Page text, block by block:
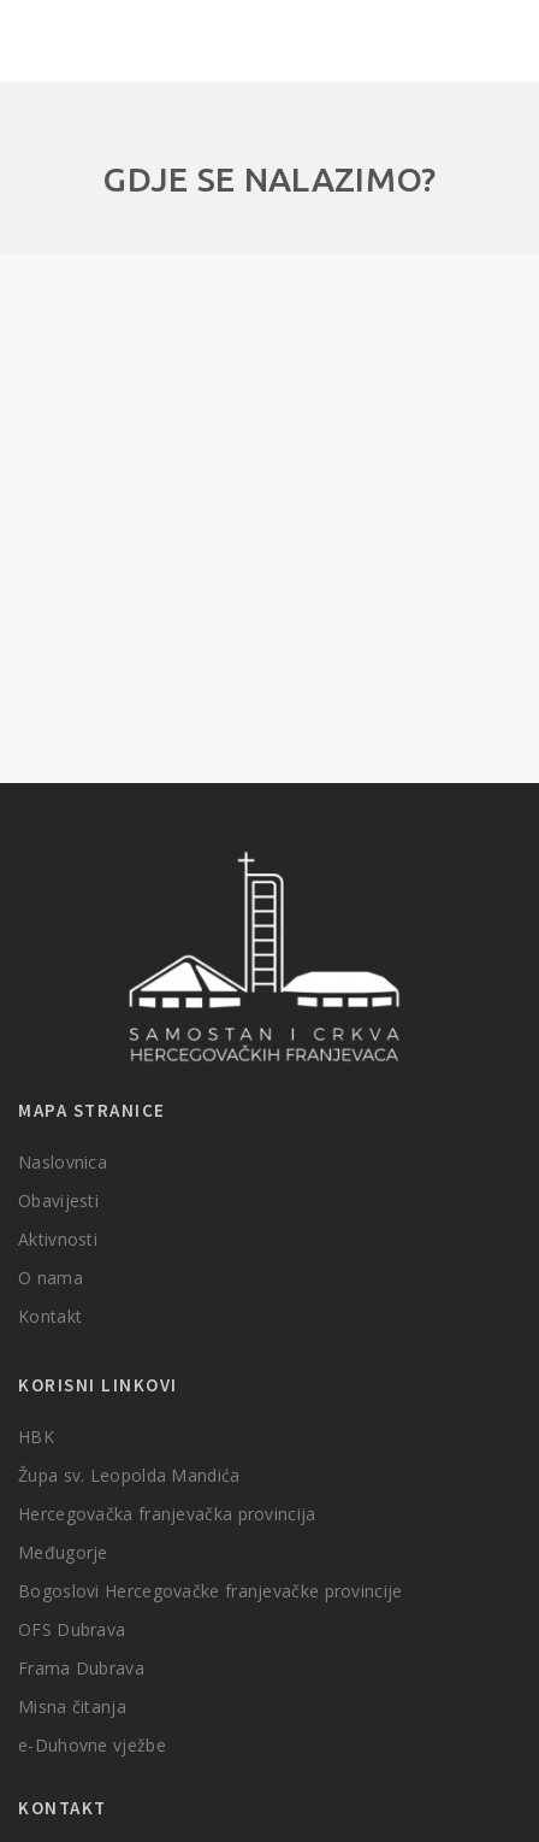
GDJE SE NALAZIMO?
MAPA STRANICE
Naslovnica
Obavijesti
Aktivnosti
O nama
Kontakt
KORISNI LINKOVI
HBK
Župa sv. Leopolda Mandića
Hercegovačka franjevačka provincija
Međugorje
Bogoslovi Hercegovačke franjevačke provincije
OFS Dubrava
Frama Dubrava
Misna čitanja
e-Duhovne vježbe
KONTAKT